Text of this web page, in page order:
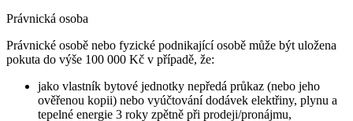
Právnická osoba
Právnické osobě nebo fyzické podnikající osobě může být uložena
pokuta do výše 100 000 Kč v případě, že:
jako vlastník bytové jednotky nepředá průkaz (nebo jeho
ověřenou kopii) nebo vyúčtování dodávek elektřiny, plynu a
tepelné energie 3 roky zpětně při prodeji/pronájmu,